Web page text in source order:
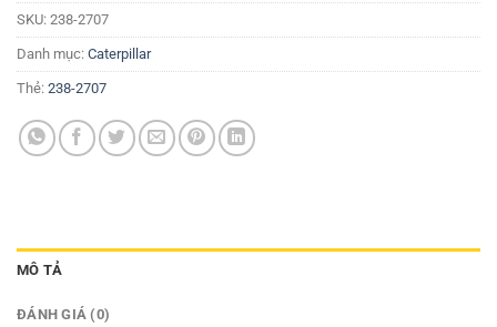
SKU: 238-2707
Danh mục: Caterpillar
Thẻ: 238-2707
MÔ TẢ
ĐÁNH GIÁ (0)